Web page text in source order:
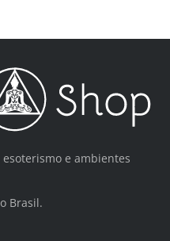
e ambientes
Brasil.